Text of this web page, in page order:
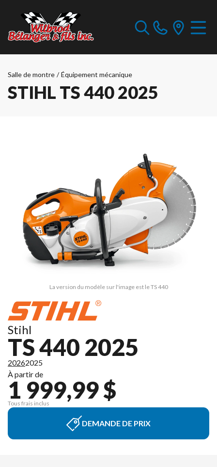
Salle de montre / Équipement mécanique
STIHL TS 440 2025
La version du modèle sur l'image est le TS 440
Stihl
TS 440 2025
20262025
À partir de
1 999,99 $
Tous frais inclus
DEMANDE DE PRIX